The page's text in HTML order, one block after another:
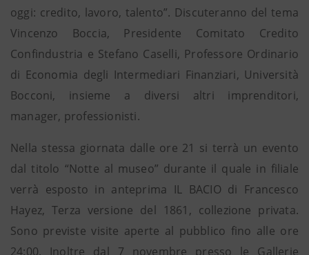
oggi: credito, lavoro, talento”. Discuteranno del tema
Vincenzo Boccia, Presidente Comitato Credito
Confindustria e Stefano Caselli, Professore Ordinario
di Economia degli Intermediari Finanziari, Università
Bocconi, insieme a diversi altri imprenditori,
manager, professionisti.
Nella stessa giornata dalle ore 21 si terrà un evento
dal titolo “Notte al museo” durante il quale in filiale
verrà esposto in anteprima IL BACIO di Francesco
Hayez, Terza versione del 1861, collezione privata.
Sono previste visite aperte al pubblico fino alle ore
24:00. Inoltre dal 7 novembre presso le Gallerie